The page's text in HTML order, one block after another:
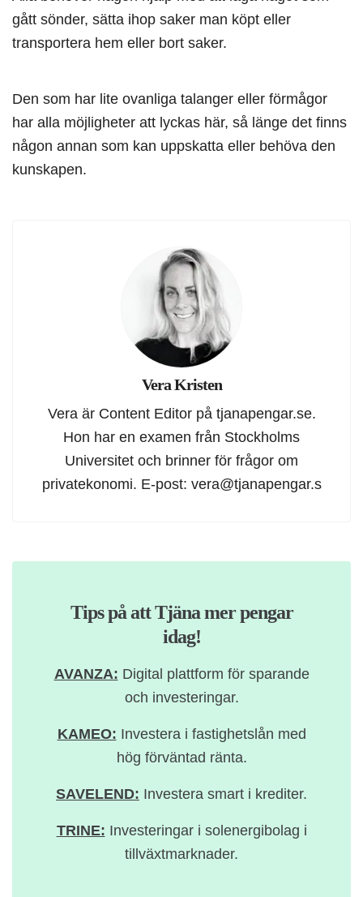
gått sönder, sätta ihop saker man köpt eller
transportera hem eller bort saker.
Den som har lite ovanliga talanger eller förmågor
har alla möjligheter att lyckas här, så länge det finns
någon annan som kan uppskatta eller behöva den
kunskapen.
Vera Kristen
Vera är Content Editor på tjanapengar.se.
Hon har en examen från Stockholms
Universitet och brinner för frågor om
privatekonomi. E-post: vera@tjanapengar.s
Tips på att Tjäna mer pengar
idag!
AVANZA: Digital plattform för sparande
och investeringar.
KAMEO: Investera i fastighetslån med
hög förväntad ränta.
SAVELEND: Investera smart i krediter.
TRINE: Investeringar i solenergibolag i
tillväxtmarknader.